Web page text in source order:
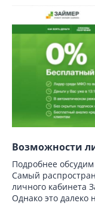
Возможности
Подробнее
Самый
личного кабинета
Однако это далеко